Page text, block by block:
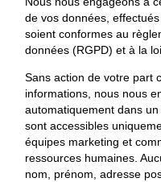
de vos données,
soient conformes au
données (RGPD) et à la
Sans action de votre part
informations, nous nous
automatiquement dans
sont accessibles
équipes marketing et
ressources humaines.
nom, prénom, adresse